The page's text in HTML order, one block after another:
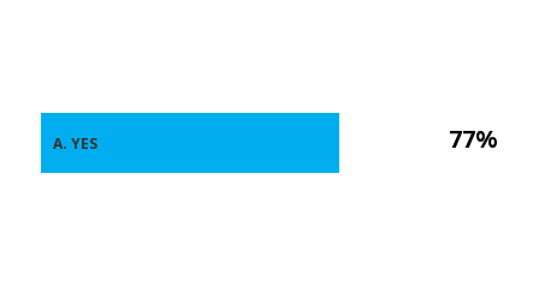
77%
A. YES